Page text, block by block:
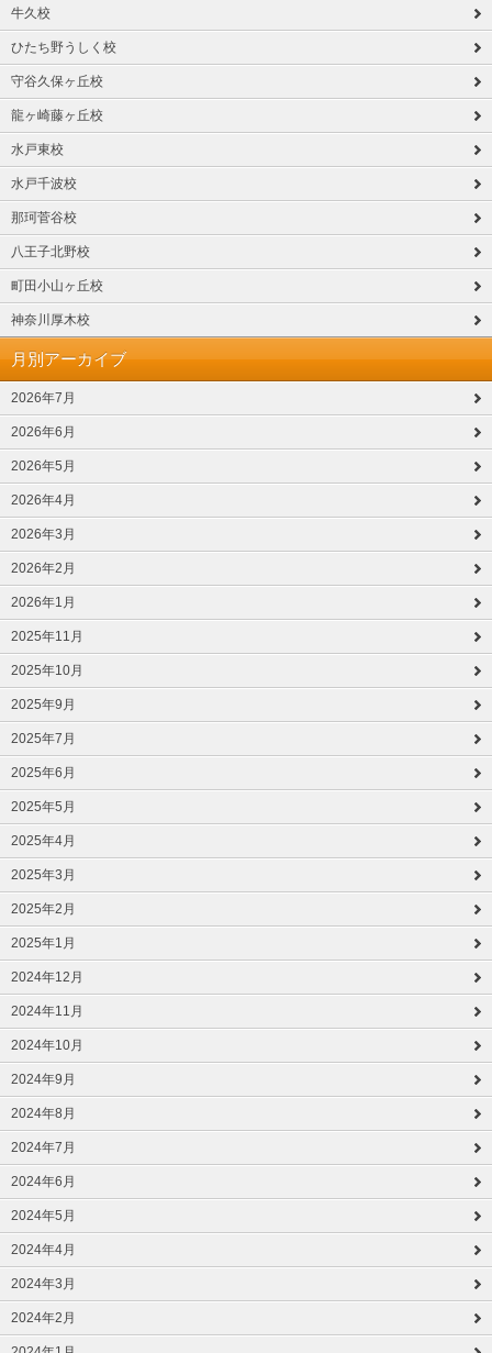
牛久校
ひたち野うしく校
守谷久保ヶ丘校
龍ヶ崎藤ヶ丘校
水戸東校
水戸千波校
那珂菅谷校
八王子北野校
町田小山ヶ丘校
神奈川厚木校
月別アーカイブ
2026年7月
2026年6月
2026年5月
2026年4月
2026年3月
2026年2月
2026年1月
2025年11月
2025年10月
2025年9月
2025年7月
2025年6月
2025年5月
2025年4月
2025年3月
2025年2月
2025年1月
2024年12月
2024年11月
2024年10月
2024年9月
2024年8月
2024年7月
2024年6月
2024年5月
2024年4月
2024年3月
2024年2月